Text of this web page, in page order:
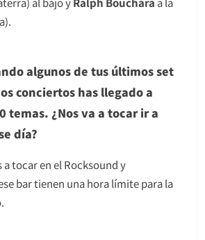
algunos de tus últimos set
conciertos has llegado a
temas. ¿Nos va a tocar ir a
día?
a tocar en el Rocksound y
bar tienen una hora límite para la